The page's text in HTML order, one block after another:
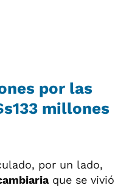
por las
millones
por un lado,
que se vivió